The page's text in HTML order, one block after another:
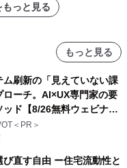
っと見る
もっと見る
ム刷新の「見えていない課
ローチ。AI×UX専門家の要
ッド【8/26無料ウェビナ
PIVOT
＜PR＞
び直す自由 ー住宅流動性と